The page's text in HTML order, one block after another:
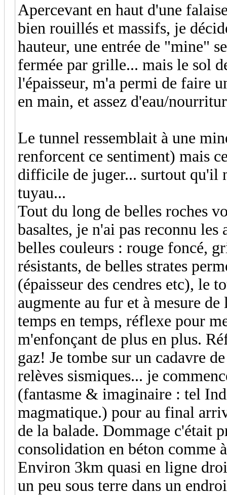
Apercevant en haut d'une
bien rouillés et massifs, je
hauteur, une entrée de "mine"
fermée par grille... mais le sol
l'épaisseur, m'a permi de faire
en main, et assez d'eau/
Le tunnel ressemblait à une
renforcent ce sentiment) mais
difficile de juger... surtout qu'il
tuyau...
Tout du long de belles roches
basaltes, je n'ai pas reconnu
belles couleurs : rouge foncé,
résistants, de belles strates
(épaisseur des cendres etc), le
augmente au fur et à mesure
temps en temps, réflexe pour
m'enfonçant de plus en plus.
gaz! Je tombe sur un cadavre
relèves sismiques... je
(fantasme & imaginaire : tel
magmatique.) pour au final
de la balade. Dommage c'était
consolidation en béton comme
Environ 3km quasi en ligne
un peu sous terre dans un